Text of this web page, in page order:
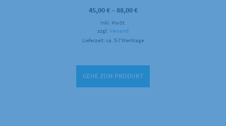
45,00€– 88,00€Preisspanne:
Inkl. MwSt.
zzgl.Versand
Lieferzeit: ca. 5-7 Werktage
GEHE ZUM PRODUKT